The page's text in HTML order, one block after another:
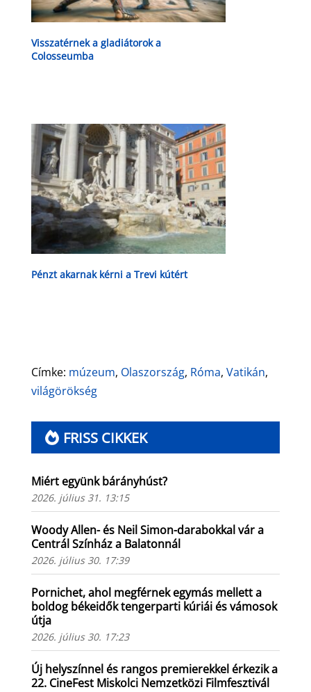
Visszatérnek a gladiátorok a
Colosseumba
Pénzt akarnak kérni a Trevi kútért
Címke: múzeum, Olaszország, Róma, Vatikán,
világörökség
FRISS CIKKEK
Miért együnk bárányhúst?
2026. július 31. 13:15
Woody Allen- és Neil Simon-darabokkal vár a
Centrál Színház a Balatonnál
2026. július 30. 17:39
Pornichet, ahol megférnek egymás mellett a
boldog békeidők tengerparti kúriái és vámosok
útja
2026. július 30. 17:23
Új helyszínnel és rangos premierekkel érkezik a
22. CineFest Miskolci Nemzetközi Filmfesztivál